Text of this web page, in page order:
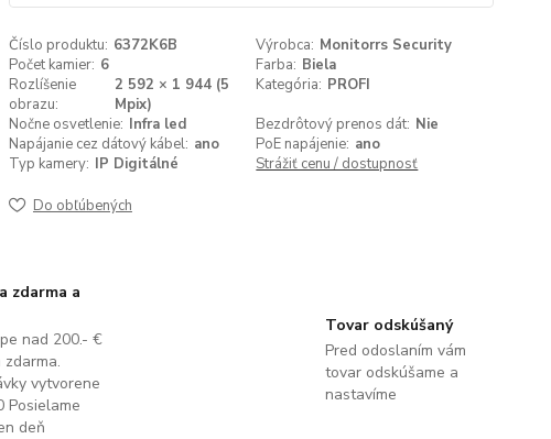
Číslo produktu: 6372K6B Výrobca: Monitorrs Security
Počet kamier: 6 Farba: Biela
Rozlíšenie
obrazu:
2 592 × 1 944 (5
Mpix)
Kategória: PROFI
Nočne osvetlenie: Infra led Bezdrôtový prenos dát: Nie
Napájanie cez dátový kábel: ano PoE napájenie: ano
Typ kamery: IP Digitálné Strážiť cenu / dostupnosť
Do obľúbených
zdarma a
nad 200.- €
vytvorene
Posielame
deň
Tovar odskúšaný
Pred odoslaním vám
tovar odskúšame a
nastavíme